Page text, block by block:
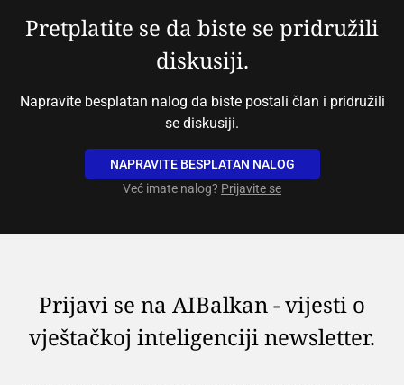
Pretplatite se da biste se pridružili
diskusiji.
Napravite besplatan nalog da biste postali član i pridružili
se diskusiji.
NAPRAVITE BESPLATAN NALOG
Već imate nalog? Prijavite se
Prijavi se na AIBalkan - vijesti o
vještačkoj inteligenciji newsletter.